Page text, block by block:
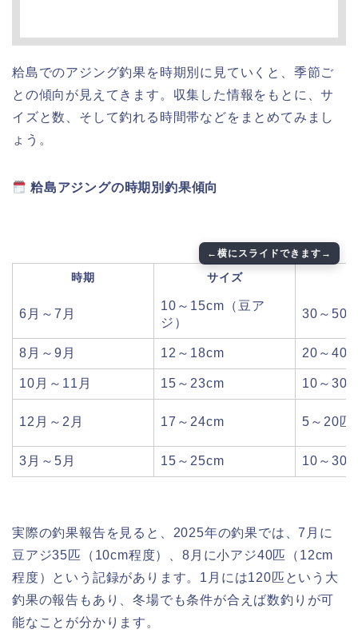
粭島でのアジング釣果を時期別に見ていくと、季節ご
との傾向が見えてきます。収集した情報をもとに、サ
イズと数、そして釣れる時間帯などをまとめてみまし
ょう。
粭島アジングの時期別釣果傾向
時期 サイズ
6月～7月
10～15cm（豆ア
ジ）
30～50
8月～9月 12～18cm 20～40
10月～11月 15～23cm 10～30
12月～2月 17～24cm 5～20匹
3月～5月 15～25cm 10～30
実際の釣果報告を見ると、2025年の釣果では、7月に
豆アジ35匹（10cm程度）、8月に小アジ40匹（12cm
程度）という記録があります。1月には120匹という大
釣果の報告もあり、冬場でも条件が合えば数釣りが可
能なことが分かります。